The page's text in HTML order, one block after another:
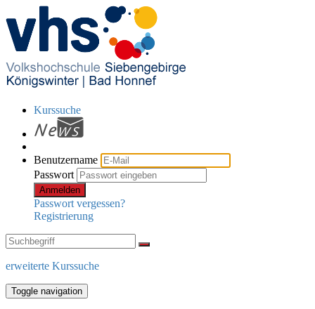
Kurssuche
Benutzername
Passwort
Anmelden
Passwort vergessen?
Registrierung
erweiterte Kurssuche
Toggle navigation